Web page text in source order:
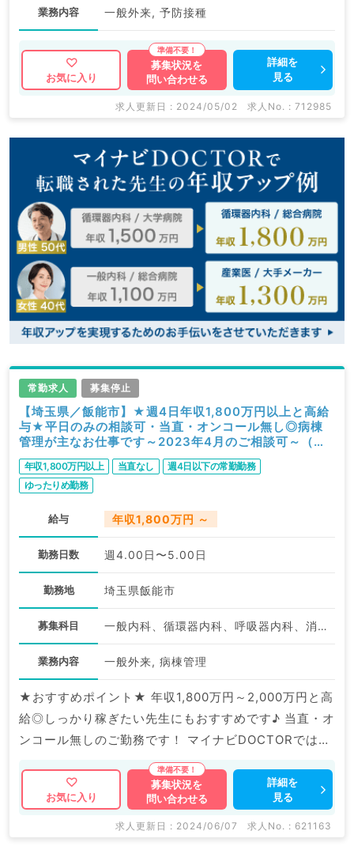
業務内容 一般外来, 予防接種
お気に入り
募集状況を
問い合わせる
詳細を
見る
求人更新日 : 2024/05/02 求人No. : 712985
常勤求人 募集停止
【埼玉県／飯能市】★週4日年収1,800万円以上と高給
与★平日のみの相談可・当直・オンコール無し◎病棟
管理が主なお仕事です～2023年4月のご相談可～（一
般内科／常勤）
年収1,800万円以上 当直なし
週4日以下の常勤勤務
ゆったりめ勤務
給与 年収1,800万円 ～
勤務日数 週4.00日〜5.00日
勤務地 埼玉県飯能市
募集科目 一般内科、循環器内科、呼吸器内科、消化器内科、老年内科
業務内容 一般外来, 病棟管理
★おすすめポイント★ 年収1,800万円～2,000万円と高
給◎しっかり稼ぎたい先生にもおすすめです♪ 当直・オ
ンコール無しのご勤務です！ マイナビDOCTORでは病
院やクリニックなどの医療機関求人はもちろんのこと、
掲載情報以外にも産業医等の企業系求人も多数扱ってい
ます。 求人内容の詳細等はお気軽にお問合せ下さい。
お気に入り
募集状況を
問い合わせる
詳細を
見る
求人更新日 : 2024/06/07 求人No. : 621163